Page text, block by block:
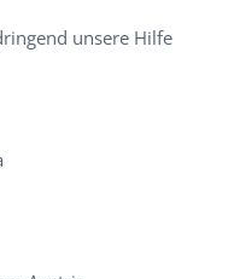
unsere Hilfe